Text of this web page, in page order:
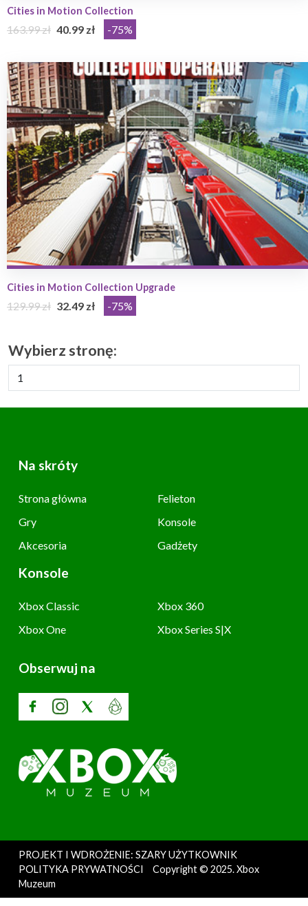
Cities in Motion Collection
163.99 zł 40.99 zł -75%
Cities in Motion Collection Upgrade
129.99 zł 32.49 zł -75%
Wybierz stronę:
Na skróty
Strona główna
Felieton
Gry
Konsole
Akcesoria
Gadżety
Konsole
Xbox Classic
Xbox 360
Xbox One
Xbox Series S|X
Obserwuj na
PROJEKT I WDROŻENIE: SZARY UŻYTKOWNIK
POLITYKA PRYWATNOŚCI
Copyright © 2025. Xbox
Muzeum